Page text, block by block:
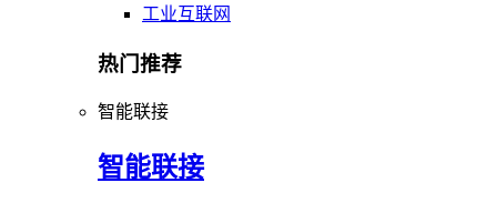
工业互联网
热门推荐
智能联接
智能联接